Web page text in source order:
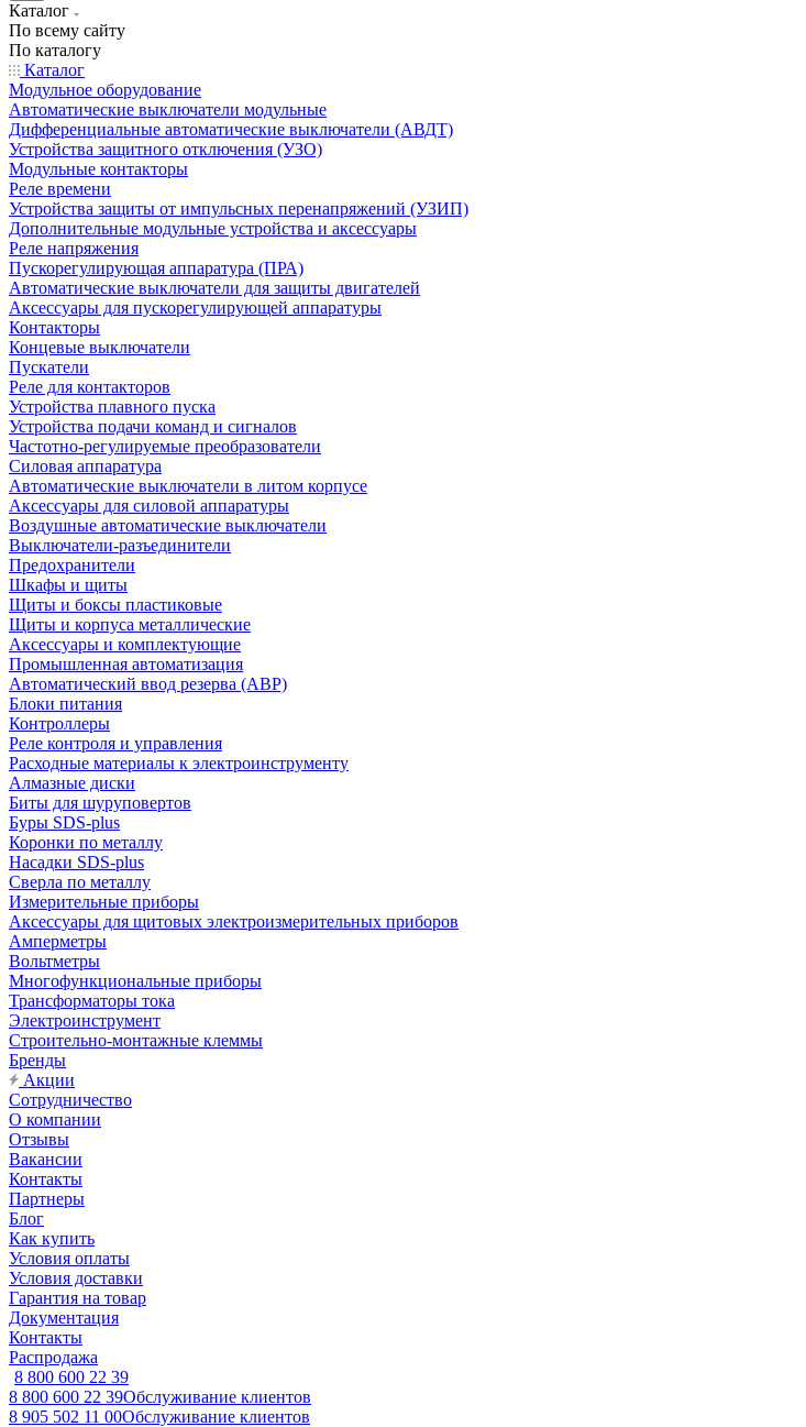
Каталог
По всему сайту
По каталогу
Каталог
Модульное оборудование
Автоматические выключатели модульные
Дифференциальные автоматические выключатели (АВДТ)
Устройства защитного отключения (УЗО)
Модульные контакторы
Реле времени
Устройства защиты от импульсных перенапряжений (УЗИП)
Дополнительные модульные устройства и аксессуары
Реле напряжения
Пускорегулирующая аппаратура (ПРА)
Автоматические выключатели для защиты двигателей
Аксессуары для пускорегулирующей аппаратуры
Контакторы
Концевые выключатели
Пускатели
Реле для контакторов
Устройства плавного пуска
Устройства подачи команд и сигналов
Частотно-регулируемые преобразователи
Силовая аппаратура
Автоматические выключатели в литом корпусе
Аксессуары для силовой аппаратуры
Воздушные автоматические выключатели
Выключатели-разъединители
Предохранители
Шкафы и щиты
Щиты и боксы пластиковые
Щиты и корпуса металлические
Аксессуары и комплектующие
Промышленная автоматизация
Автоматический ввод резерва (АВР)
Блоки питания
Контроллеры
Реле контроля и управления
Расходные материалы к электроинструменту
Алмазные диски
Биты для шуруповертов
Буры SDS-plus
Коронки по металлу
Насадки SDS-plus
Сверла по металлу
Измерительные приборы
Аксессуары для щитовых электроизмерительных приборов
Амперметры
Вольтметры
Многофункциональные приборы
Трансформаторы тока
Электроинструмент
Строительно-монтажные клеммы
Бренды
Акции
Сотрудничество
О компании
Отзывы
Вакансии
Контакты
Партнеры
Блог
Как купить
Условия оплаты
Условия доставки
Гарантия на товар
Документация
Контакты
Распродажа
8 800 600 22 39
8 800 600 22 39Обслуживание клиентов
8 905 502 11 00Обслуживание клиентов